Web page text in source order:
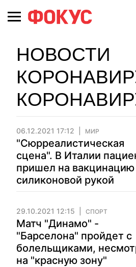
НОВОСТИ
06.12.2021 17:12 МИР
"Сюрреалистическая
сцена". В Италии
пришел на вакцинацию
силиконовой рукой
29.10.2021 12:15 СПОРТ
Матч "Динамо" -
"Барселона" пройдет с
болельщиками,
на "красную зону"